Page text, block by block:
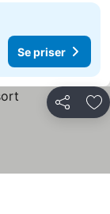
Se priser
Del